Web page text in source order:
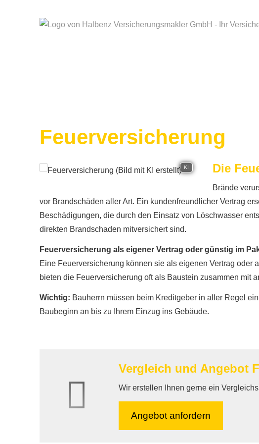
Feuerversicherung
KI Die
Brände
vor Brandschäden aller Art. Ein kundenfreundlicher Vertrag
Beschädigungen, die durch den Einsatz von Löschwasser
direkten Brandschaden mitversichert sind.
Feuerversicherung als eigener Vertrag oder günstig im
Eine Feuerversicherung können sie als eigenen Vertrag
bieten die Feuerversicherung oft als Baustein zusammen mit
Wichtig: Bauherrn müssen beim Kreditgeber in aller Regel
Baubeginn an bis zu Ihrem Einzug ins Gebäude.
Vergleich und Angebot
Wir erstellen Ihnen gerne ein
An­ge­bot an­for­dern